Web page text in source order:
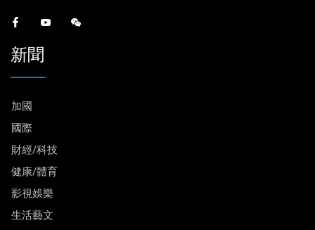
新聞
加國
國際
財經/科技
健康/體育
影視娛樂
生活藝文